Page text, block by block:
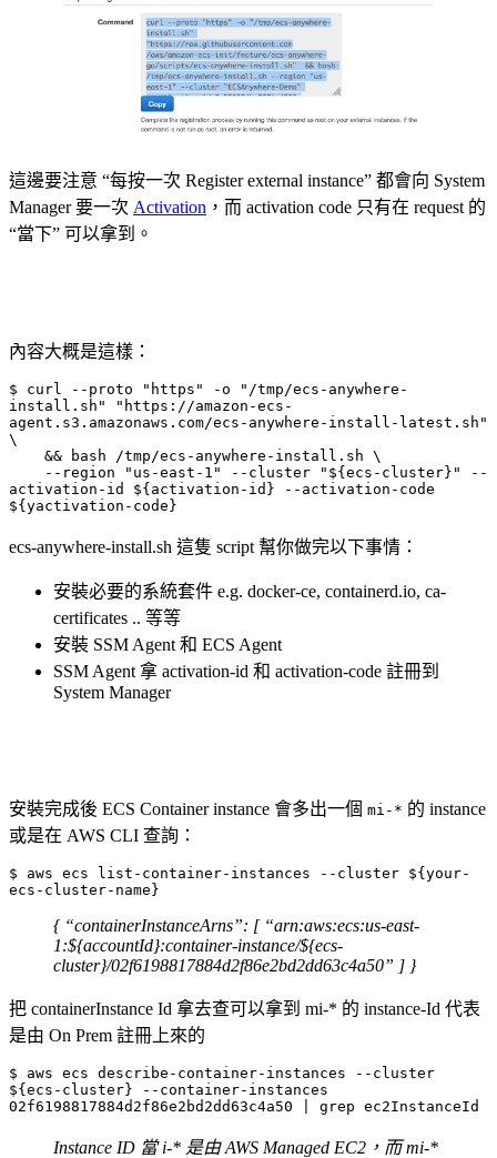
這邊要注意 “每按一次 Register external instance” 都會向 System
Manager 要一次 Activation ，而 activation code 只有在 request 的
“當下” 可以拿到。
內容大概是這樣：
$ curl --proto "https" -o "/tmp/ecs-anywhere-
install.sh" "https://amazon-ecs-
agent.s3.amazonaws.com/ecs-anywhere-install-latest.sh"
\
activation-id ${activation-id} --activation-code
${yactivation-code}
ecs-anywhere-install.sh 這隻 script 幫你做完以下事情：
安裝必要的系統套件 e.g. docker-ce, containerd.io, ca-
certificates .. 等等
安裝 SSM Agent 和 ECS Agent
SSM Agent 拿 activation-id 和 activation-code 註冊到
System Manager
安裝完成後 ECS Container instance 會多出一個 mi-* 的 instance
或是在 AWS CLI 查詢：
$ aws ecs list-container-instances --cluster ${your-
ecs-cluster-name}
{ “containerInstanceArns”: [ “arn:aws:ecs:us-east-
1:${accountId}:container-instance/${ecs-
cluster}/02f6198817884d2f86e2bd2dd63c4a50” ] }
把 containerInstance Id 拿去查可以拿到 mi-* 的 instance-Id 代表
是由 On Prem 註冊上來的
$ aws ecs describe-container-instances --cluster
${ecs-cluster} --container-instances
02f6198817884d2f86e2bd2dd63c4a50 | grep ec2InstanceId
Instance ID 當 i-* 是由 AWS Managed EC2，而 mi-*